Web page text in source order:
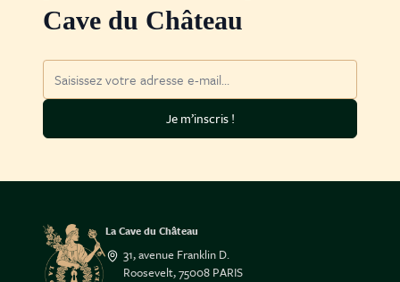
Cave du Château
Je m’inscris !
La Cave du Château
31, avenue Franklin D.
Roosevelt, 75008 PARIS